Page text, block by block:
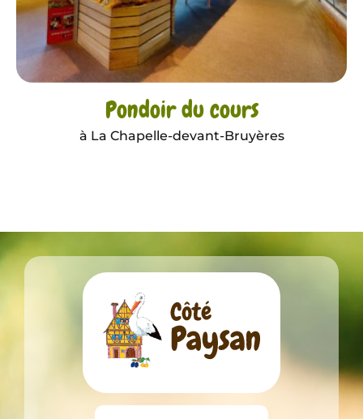
Pondoir du cours
à La Chapelle-devant-Bruyères